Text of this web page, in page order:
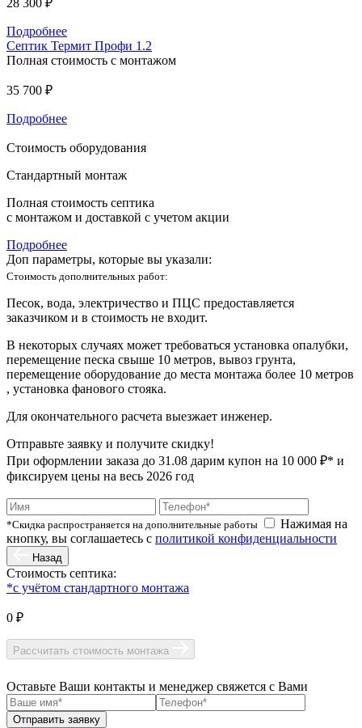
Подробнее
Септик Термит Профи 1.2
Полная стоимость с монтажом
35 700 ₽
Подробнее
Стоимость оборудования
Стандартный монтаж
Полная стоимость септика
с монтажом и доставкой с учетом акции
Подробнее
Доп параметры, которые вы указали:
Стоимость дополнительных работ:
Песок, вода, электричество и ПЦС предоставляется
заказчиком и в стоимость не входит.
В некоторых случаях может требоваться установка опалубки,
перемещение песка свыше 10 метров, вывоз грунта,
перемещение оборудование до места монтажа более 10 метров
, установка фанового стояка.
Для окончательного расчета выезжает инженер.
Отправьте заявку и получите скидку!
При оформлении заказа до 31.08 дарим купон на 10 000 ₽* и
фиксируем цены на весь 2026 год
*Скидка распространяется на дополнительные работы
Нажимая на
кнопку, вы соглашаетесь с политикой конфиденциальности
Назад
Стоимость септика:
*с учётом стандартного монтажа
0 ₽
Рассчитать стоимость монтажа
Оставьте Ваши контакты и менеджер свяжется с Вами